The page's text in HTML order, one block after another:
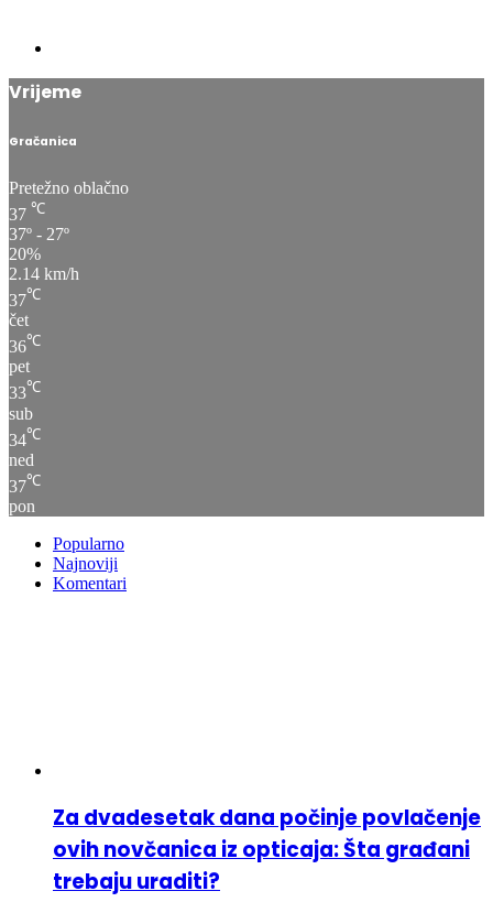
Vrijeme
Gračanica
Pretežno oblačno
37 ℃
37º - 27º
20%
2.14 km/h
37℃
čet
36℃
pet
33℃
sub
34℃
ned
37℃
pon
Popularno
Najnoviji
Komentari
Za dvadesetak dana počinje povlačenje
ovih novčanica iz opticaja: Šta građani
trebaju uraditi?